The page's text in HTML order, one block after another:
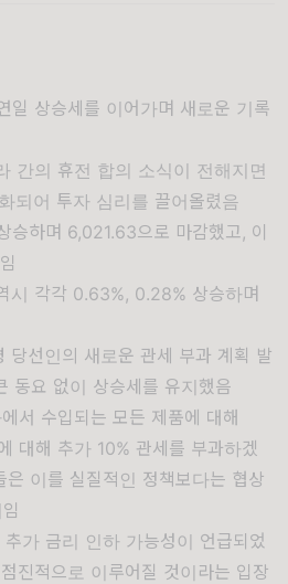
일 상승세를 이어가며 새로운 기록
간의 휴전 합의 소식이 전해지면
되어 투자 심리를 끌어올렸음
하며 6,021.63으로 마감했고, 이
시 각각 0.63%, 0.28% 상승하며
당선인의 새로운 관세 부과 계획 발
동요 없이 상승세를 유지했음
서 수입되는 모든 제품에 대해
대해 추가 10% 관세를 부과하겠
이를 실질적인 정책보다는 협상
가 금리 인하 가능성이 언급되었
진적으로 이루어질 것이라는 입장